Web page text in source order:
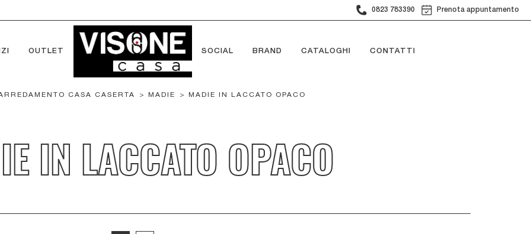
0823 783390 Prenota appuntamento
OUTLET SOCIAL BRAND CATALOGHI CONTATTI
CASA CASERTA > MADIE > MADIE IN LACCATO OPACO
IN LACCATO OPACO